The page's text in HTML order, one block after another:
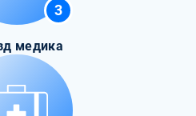
3
медика